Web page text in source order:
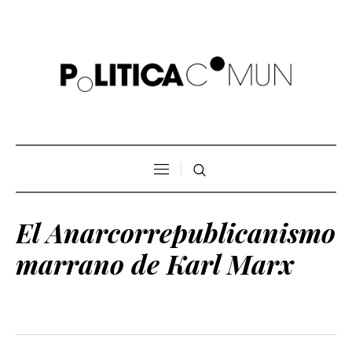
El Anarcorrepublicanismo
marrano de Karl Marx